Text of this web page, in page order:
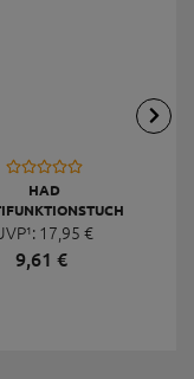
HAD
50 CM
17,95 €
9,61 €